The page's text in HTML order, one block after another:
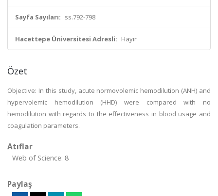
Sayfa Sayıları: ss.792-798
Hacettepe Üniversitesi Adresli: Hayır
Özet
Objective: In this study, acute normovolemic hemodilution (ANH) and
hypervolemic hemodilution (HHD) were compared with no
hemodilution with regards to the effectiveness in blood usage and
coagulation parameters.
Atıflar
Web of Science: 8
Paylaş